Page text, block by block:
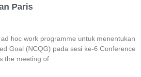
Paris
hoc work programme untuk menentukan
Goal (NCQG) pada sesi ke-6 Conference
the meeting of